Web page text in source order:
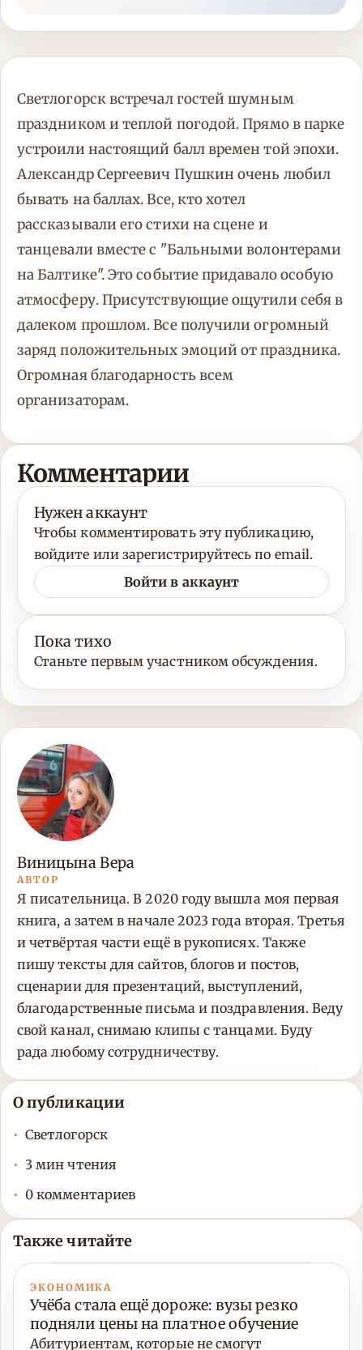
Светлогорск встречал гостей шумным
праздником и теплой погодой. Прямо в парке
устроили настоящий балл времен той эпохи.
Александр Сергеевич Пушкин очень любил
бывать на баллах. Все, кто хотел
рассказывали его стихи на сцене и
танцевали вместе с "Бальными волонтерами
на Балтике". Это событие придавало особую
атмосферу. Присутствующие ощутили себя в
далеком прошлом. Все получили огромный
заряд положительных эмоций от праздника.
Огромная благодарность всем
организаторам.
Комментарии
Нужен аккаунт
Чтобы комментировать эту публикацию,
войдите или зарегистрируйтесь по email.
Войти в аккаунт
Пока тихо
Станьте первым участником обсуждения.
Виницына Вера
АВТОР
Я писательница. В 2020 году вышла моя первая
книга, а затем в начале 2023 года вторая. Третья
и четвёртая части ещё в рукописях. Также
пишу тексты для сайтов, блогов и постов,
сценарии для презентаций, выступлений,
благодарственные письма и поздравления. Веду
свой канал, снимаю клипы с танцами. Буду
рада любому сотрудничеству.
О публикации
Светлогорск
3 мин чтения
0 комментариев
Также читайте
ЭКОНОМИКА
Учёба стала ещё дороже: вузы резко
подняли цены на платное обучение
Абитуриентам, которые не смогут